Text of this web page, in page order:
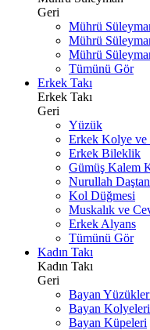
Geri
Mührü
Mührü
Mührü
Tümünü Gör
Erkek Takı
Erkek Takı
Geri
Yüzük
Erkek Kolye
Erkek Bileklik
Gümüş Kalem
Nurullah
Kol Düğmesi
Muskalık ve
Erkek Alyans
Tümünü Gör
Kadın Takı
Kadın Takı
Geri
Bayan
Bayan Kolyeleri
Bayan Küpeleri